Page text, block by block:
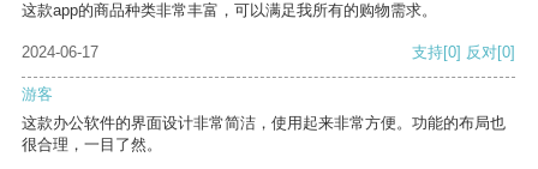
这款app的商品种类非常丰富，可以满足我所有的购物需求。
2024-06-17 支持[0] 反对[0]
游客
这款办公软件的界面设计非常简洁，使用起来非常方便。功能的布局也
很合理，一目了然。